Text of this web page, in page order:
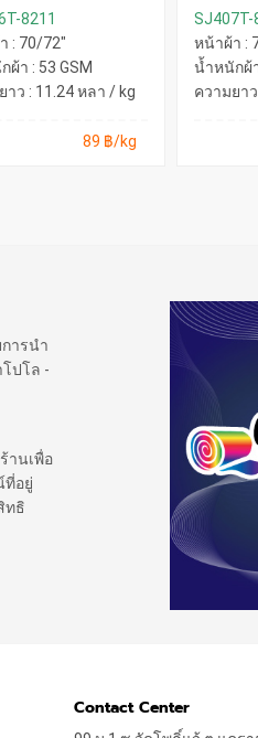
8211
: 70/72"
ผ้า : 53 GSM
าว : 11.24 หลา / kg
89 ฿/kg
SJ407T-
หน้าผ้า :
น้ำหนักผ้า
ความยา
ารนำ
ปโล -
านเพื่อ
ที่อยู่
ทธิ
Contact Center